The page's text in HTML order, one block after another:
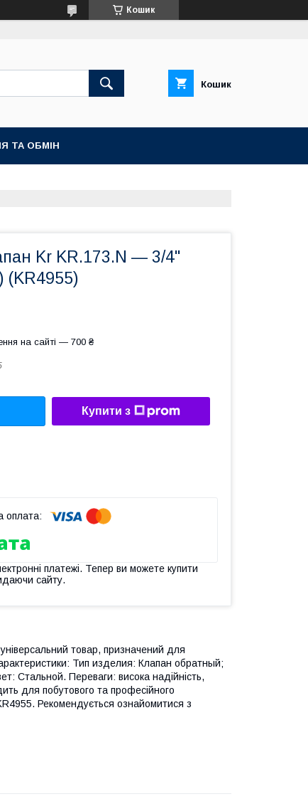
Кошик
Кошик
ТА ОБМІН
Kr KR.173.N — 3/4"
(KR4955)
на сайті — 700 ₴
Купити з
платежі. Тепер ви можете купити
сайту.
товар, призначений для
Тип изделия: Клапан обратный;
Стальной. Переваги: висока надійність,
для побутового та професійного
Рекомендується ознайомитися з